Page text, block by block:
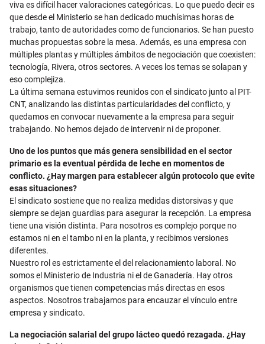
viva es difícil hacer valoraciones categóricas. Lo que puedo decir es
que desde el Ministerio se han dedicado muchísimas horas de
trabajo, tanto de autoridades como de funcionarios. Se han puesto
muchas propuestas sobre la mesa. Además, es una empresa con
múltiples plantas y múltiples ámbitos de negociación que coexisten:
tecnología, Rivera, otros sectores. A veces los temas se solapan y
eso complejiza.
La última semana estuvimos reunidos con el sindicato junto al PIT-
CNT, analizando las distintas particularidades del conflicto, y
quedamos en convocar nuevamente a la empresa para seguir
trabajando. No hemos dejado de intervenir ni de proponer.
Uno de los puntos que más genera sensibilidad en el sector
primario es la eventual pérdida de leche en momentos de
conflicto. ¿Hay margen para establecer algún protocolo que evite
esas situaciones?
El sindicato sostiene que no realiza medidas distorsivas y que
siempre se dejan guardias para asegurar la recepción. La empresa
tiene una visión distinta. Para nosotros es complejo porque no
estamos ni en el tambo ni en la planta, y recibimos versiones
diferentes.
Nuestro rol es estrictamente el del relacionamiento laboral. No
somos el Ministerio de Industria ni el de Ganadería. Hay otros
organismos que tienen competencias más directas en esos
aspectos. Nosotros trabajamos para encauzar el vínculo entre
empresa y sindicato.
La negociación salarial del grupo lácteo quedó rezagada. ¿Hay